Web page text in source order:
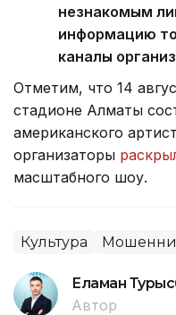
незнакомым
информацию
каналы
Отметим, что 14
стадионе Алматы
американского
организаторы
масштабного шоу.
Культура
Еламан
Автор